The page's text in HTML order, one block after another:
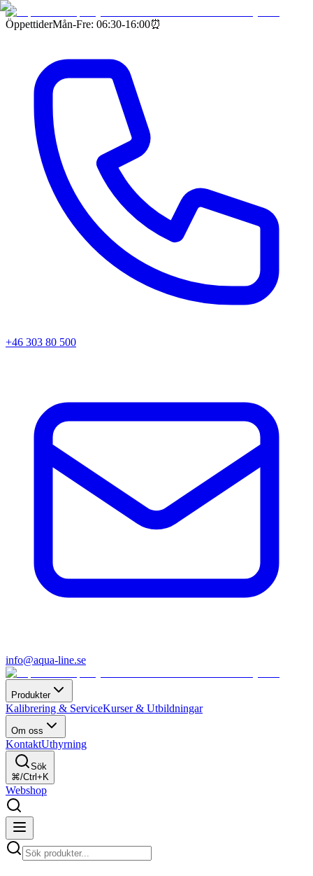
ÖppettiderMån-Fre: 06:30-16:00⏰
+46 303 80 500
info@aqua-line.se
Produkter
Kalibrering & ServiceKurser & Utbildningar
Om oss
KontaktUthyrning
Sök
⌘/Ctrl+K
Webshop